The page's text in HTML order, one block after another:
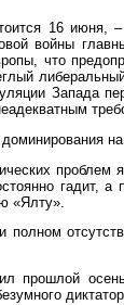
16 июня,
войны
что
Запада
на
гадит,
«Ялту».
прошлой